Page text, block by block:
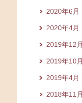
2020年6月
2020年4月
2019年12月
2019年10月
2019年4月
2018年11月